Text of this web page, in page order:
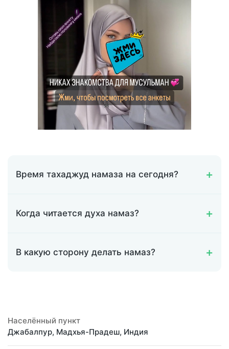
Время тахаджуд намаза на сегодня?
Когда читается духа намаз?
В какую сторону делать намаз?
Населённый пункт
Джабалпур, Мадхья-Прадеш, Индия